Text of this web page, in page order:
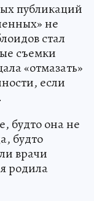
публикаций
не
стал
съемки
«отмазать»
если
будто она не
будто
врачи
родила